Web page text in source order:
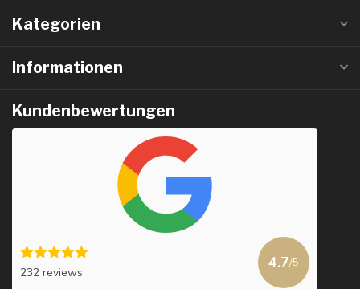
Kategorien
Informationen
Kundenbewertungen
232 reviews
4.7/5